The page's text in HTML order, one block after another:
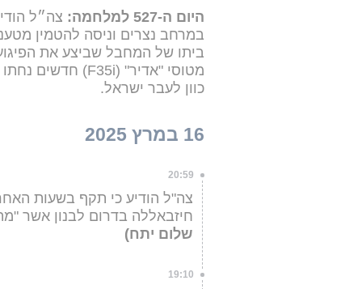
היום ה-527 למלחמה:
צה״ל
במרחב נצרים וניסה להטמין
ביתו של המחבל שביצע את
מטוסי "אדיר" (F35i) חדשים נחתו בבסיס נבטים.
כוון לעבר ישראל.
16 במרץ 2025
20:59
צה"ל הודיע כי תקף בשעות
חיזבאללה בדרום לבנון אשר
שלום יתח)
19:10